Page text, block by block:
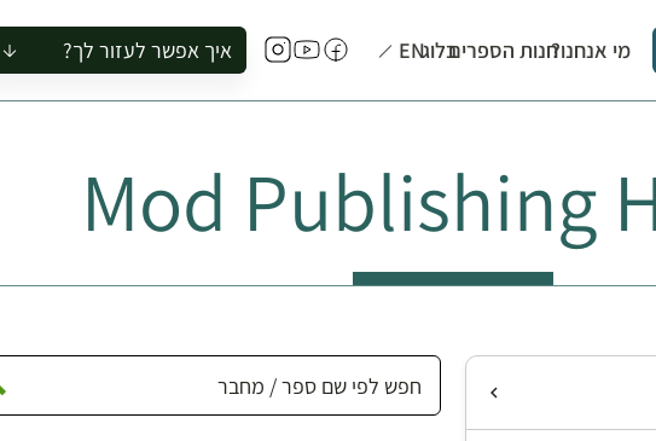
מי אנחנו?חנות הספריםבלוגEN איך אפשר לעזור לך?
להזמין סיור לקבוצה
להירשם לקורס
לקנות ספר
לתאם ביקור בצריף
Mod Publishing